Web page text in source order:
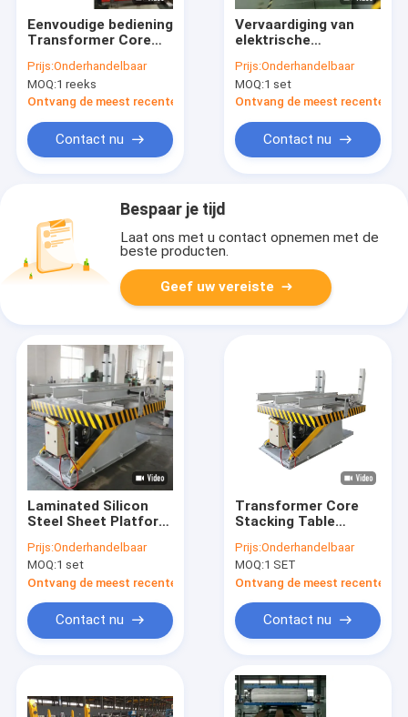
Eenvoudige bediening
Transformer Core
kantelfunctie
Prijs:Onderhandelbaar
MOQ:1 reeks
Ontvang de meest recente Prijs
Contact nu
Vervaardiging van
elektrische
apparatuur
Prijs:Onderhandelbaar
MOQ:1 set
Ontvang de meest recente
Contact nu
Bespaar je tijd
Laat ons met u contact opnemen met de
beste producten.
Geef uw vereiste
Laminated Silicon
Steel Sheet Platform
Stacking Table
Prijs:Onderhandelbaar
MOQ:1 set
Ontvang de meest recente Prijs
Contact nu
Transformer Core
Stacking Table
Stacking and Tilting
Table
Prijs:Onderhandelbaar
MOQ:1 SET
Ontvang de meest recente
Contact nu